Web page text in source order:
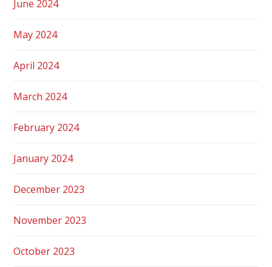
June 2024
May 2024
April 2024
March 2024
February 2024
January 2024
December 2023
November 2023
October 2023